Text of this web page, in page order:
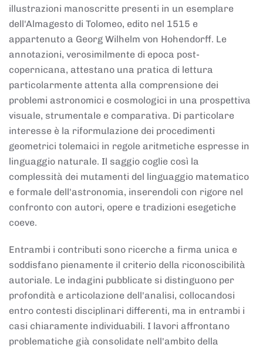
illustrazioni manoscritte presenti in un esemplare
dell'Almagesto di Tolomeo, edito nel 1515 e
appartenuto a Georg Wilhelm von Hohendorff. Le
annotazioni, verosimilmente di epoca post-
copernicana, attestano una pratica di lettura
particolarmente attenta alla comprensione dei
problemi astronomici e cosmologici in una prospettiva
visuale, strumentale e comparativa. Di particolare
interesse è la riformulazione dei procedimenti
geometrici tolemaici in regole aritmetiche espresse in
linguaggio naturale. Il saggio coglie così la
complessità dei mutamenti del linguaggio matematico
e formale dell'astronomia, inserendoli con rigore nel
confronto con autori, opere e tradizioni esegetiche
coeve.
Entrambi i contributi sono ricerche a firma unica e
soddisfano pienamente il criterio della riconoscibilità
autoriale. Le indagini pubblicate si distinguono per
profondità e articolazione dell'analisi, collocandosi
entro contesti disciplinari differenti, ma in entrambi i
casi chiaramente individuabili. I lavori affrontano
problematiche già consolidate nell'ambito della